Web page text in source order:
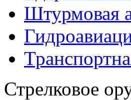
Штурмовая
Стрелковое